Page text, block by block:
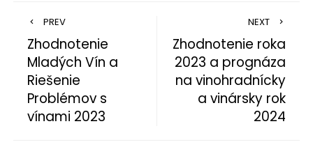
PREV
Zhodnotenie
Mladých Vín a
Riešenie
Problémov s
vínami 2023
NEXT
Zhodnotenie roka
2023 a prognáza
na vinohradnícky
a vinársky rok
2024